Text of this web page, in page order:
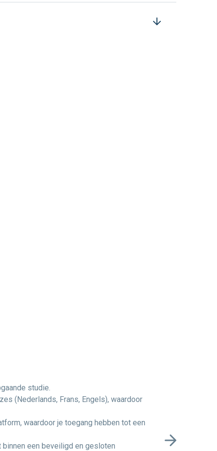
studie.
(Nederlands, Frans, Engels), waardoor
waardoor je toegang hebben tot een
een beveiligd en gesloten